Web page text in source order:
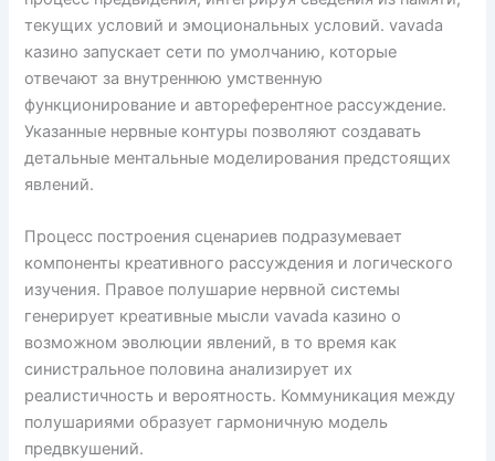
текущих условий и эмоциональных условий. vavada
казино запускает сети по умолчанию, которые
отвечают за внутреннюю умственную
функционирование и автореферентное рассуждение.
Указанные нервные контуры позволяют создавать
детальные ментальные моделирования предстоящих
явлений.
Процесс построения сценариев подразумевает
компоненты креативного рассуждения и логического
изучения. Правое полушарие нервной системы
генерирует креативные мысли vavada казино о
возможном эволюции явлений, в то время как
синистральное половина анализирует их
реалистичность и вероятность. Коммуникация между
полушариями образует гармоничную модель
предвкушений.